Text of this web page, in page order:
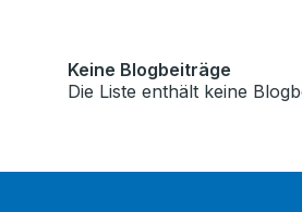
Keine Blogbeiträge
Die Liste enthält keine